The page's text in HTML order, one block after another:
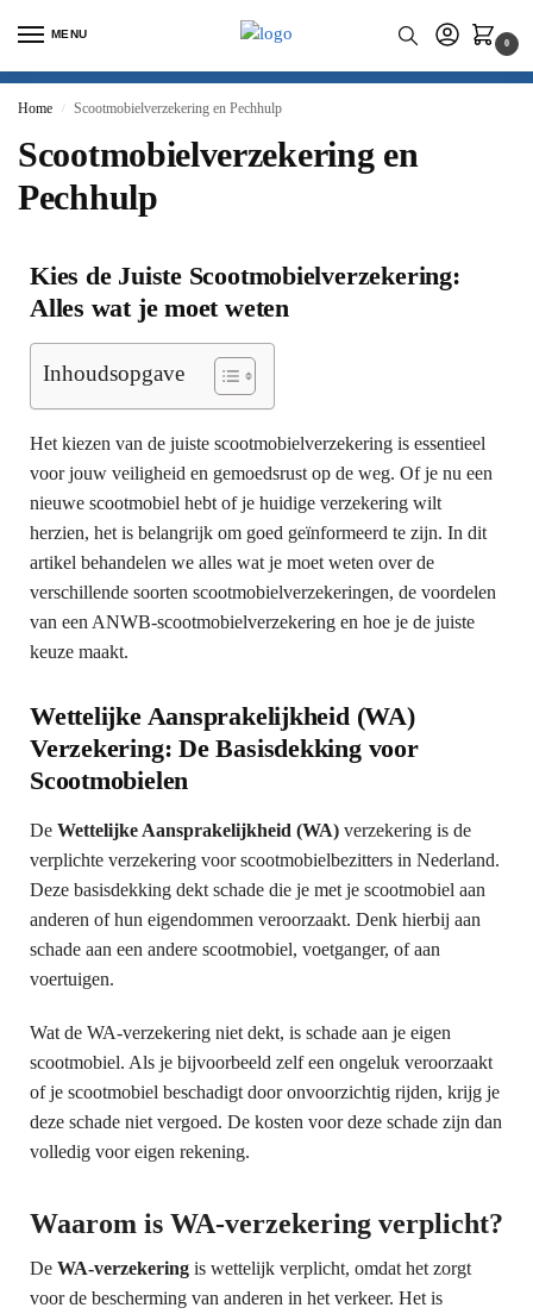
MENU
0
Home / Scootmobielverzekering en Pechhulp
Scootmobielverzekering en
Pechhulp
Kies de Juiste Scootmobielverzekering:
Alles wat je moet weten
Inhoudsopgave
Het kiezen van de juiste scootmobielverzekering is essentieel
voor jouw veiligheid en gemoedsrust op de weg. Of je nu een
nieuwe scootmobiel hebt of je huidige verzekering wilt
herzien, het is belangrijk om goed geïnformeerd te zijn. In dit
artikel behandelen we alles wat je moet weten over de
verschillende soorten scootmobielverzekeringen, de voordelen
van een ANWB-scootmobielverzekering en hoe je de juiste
keuze maakt.
Wettelijke Aansprakelijkheid (WA)
Verzekering: De Basisdekking voor
Scootmobielen
De Wettelijke Aansprakelijkheid (WA) verzekering is de
verplichte verzekering voor scootmobielbezitters in Nederland.
Deze basisdekking dekt schade die je met je scootmobiel aan
anderen of hun eigendommen veroorzaakt. Denk hierbij aan
schade aan een andere scootmobiel, voetganger, of aan
voertuigen.
Wat de WA-verzekering niet dekt, is schade aan je eigen
scootmobiel. Als je bijvoorbeeld zelf een ongeluk veroorzaakt
of je scootmobiel beschadigt door onvoorzichtig rijden, krijg je
deze schade niet vergoed. De kosten voor deze schade zijn dan
volledig voor eigen rekening.
Waarom is WA-verzekering verplicht?
De WA-verzekering is wettelijk verplicht, omdat het zorgt
voor de bescherming van anderen in het verkeer. Het is